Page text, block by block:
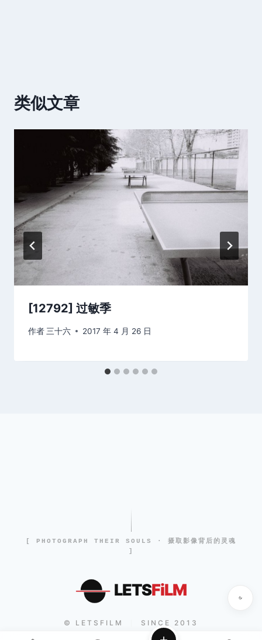
类似文章
[12792] 过敏季
作者 三十六 2017 年 4 月 26 日
[ PHOTOGRAPH THEIR SOULS · 摄取影像背后的灵魂
]
LETSFiLM
© LETSFILM SINCE 2013